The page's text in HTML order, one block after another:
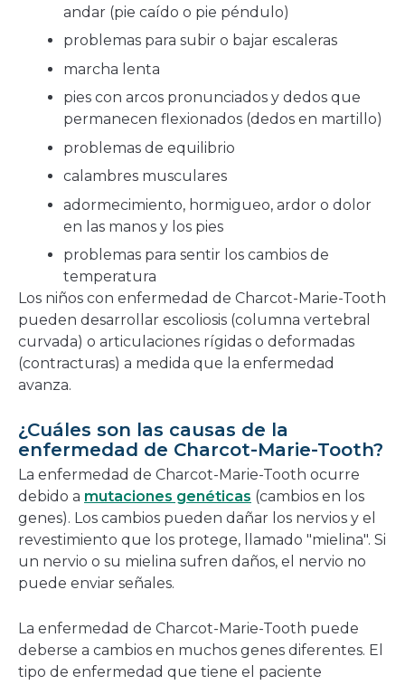
andar (pie caído o pie péndulo)
problemas para subir o bajar escaleras
marcha lenta
pies con arcos pronunciados y dedos que
permanecen flexionados (dedos en martillo)
problemas de equilibrio
calambres musculares
adormecimiento, hormigueo, ardor o dolor
en las manos y los pies
problemas para sentir los cambios de
temperatura
Los niños con enfermedad de Charcot-Marie-Tooth
pueden desarrollar escoliosis (columna vertebral
curvada) o articulaciones rígidas o deformadas
(contracturas) a medida que la enfermedad
avanza.
¿Cuáles son las causas de la
enfermedad de Charcot-Marie-Tooth?
La enfermedad de Charcot-Marie-Tooth ocurre
debido a mutaciones genéticas (cambios en los
genes). Los cambios pueden dañar los nervios y el
revestimiento que los protege, llamado "mielina". Si
un nervio o su mielina sufren daños, el nervio no
puede enviar señales.
La enfermedad de Charcot-Marie-Tooth puede
deberse a cambios en muchos genes diferentes. El
tipo de enfermedad que tiene el paciente